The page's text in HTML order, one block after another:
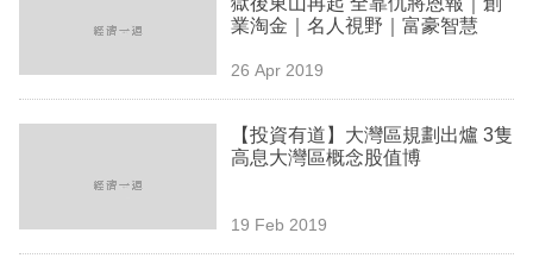
業淘金｜名人視野｜富豪智慧
26 Apr 2019
【投資有道】大灣區規劃出爐 3隻
高息大灣區概念股值博
19 Feb 2019